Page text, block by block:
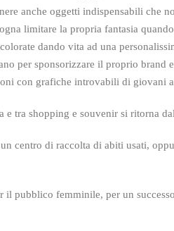
anche oggetti indispensabili che
limitare la propria fantasia
dando vita ad una
per sponsorizzare il proprio
con grafiche introvabili di giovani
tra shopping e souvenir si ritorna
centro di raccolta di abiti usati,
pubblico femminile, per un